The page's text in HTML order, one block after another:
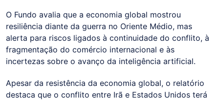
O Fundo avalia que a economia global mostrou
resiliência diante da guerra no Oriente Médio, mas
alerta para riscos ligados à continuidade do conflito, à
fragmentação do comércio internacional e às
incertezas sobre o avanço da inteligência artificial.
Apesar da resistência da economia global, o relatório
destaca que o conflito entre Irã e Estados Unidos terá